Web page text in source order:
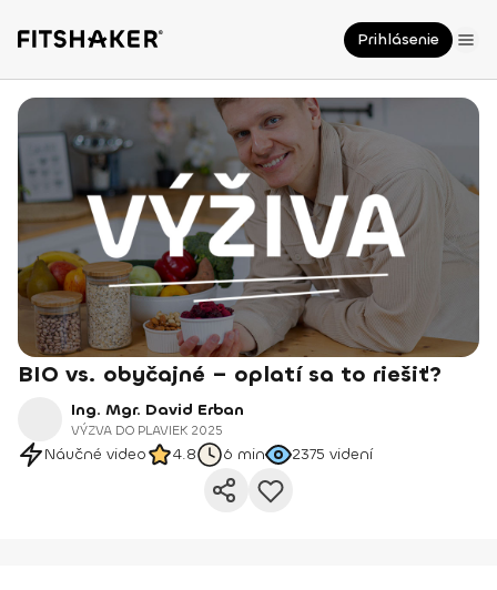
Prihlásenie
BIO vs. obyčajné – oplatí sa to riešiť?
Ing. Mgr. David Erban
VÝZVA DO PLAVIEK 2025
Náučné video 4.8 6 min 2375 videní